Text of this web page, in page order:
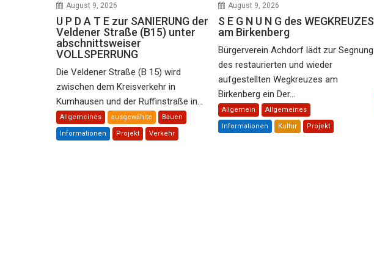
August 9, 2026
U P D A T E zur SANIERUNG der
Veldener Straße (B15) unter
abschnittsweiser
VOLLSPERRUNG
Die Veldener Straße (B 15) wird
zwischen dem Kreisverkehr in
Kumhausen und der Ruffinstraße in...
Allgemeines ausgewählte Bauen
Informationen Projekt Verkehr
August 9, 2026
S E G N U N G des WEGKREUZES
am Birkenberg
Bürgerverein Achdorf lädt zur Segnung
des restaurierten und wieder
aufgestellten Wegkreuzes am
Birkenberg ein Der...
Allgemein Allgemeines
Informationen Kultur Projekt